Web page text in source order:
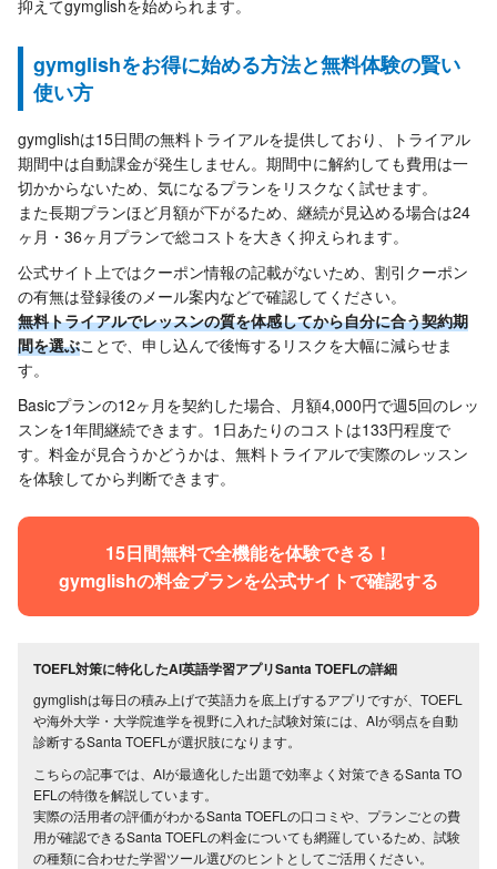
抑えてgymglishを始められます。
gymglishをお得に始める方法と無料体験の賢い
使い方
gymglishは15日間の無料トライアルを提供しており、トライアル
期間中は自動課金が発生しません。期間中に解約しても費用は一
切かからないため、気になるプランをリスクなく試せます。
また長期プランほど月額が下がるため、継続が見込める場合は24
ヶ月・36ヶ月プランで総コストを大きく抑えられます。
公式サイト上ではクーポン情報の記載がないため、割引クーポン
の有無は登録後のメール案内などで確認してください。
無料トライアルでレッスンの質を体感してから自分に合う契約期
間を選ぶことで、申し込んで後悔するリスクを大幅に減らせま
す。
Basicプランの12ヶ月を契約した場合、月額4,000円で週5回のレッ
スンを1年間継続できます。1日あたりのコストは133円程度で
す。料金が見合うかどうかは、無料トライアルで実際のレッスン
を体験してから判断できます。
15日間無料で全機能を体験できる！
gymglishの料金プランを公式サイトで確認する
TOEFL対策に特化したAI英語学習アプリSanta TOEFLの詳細
gymglishは毎日の積み上げで英語力を底上げするアプリですが、TOEFL
や海外大学・大学院進学を視野に入れた試験対策には、AIが弱点を自動
診断するSanta TOEFLが選択肢になります。
こちらの記事では、AIが最適化した出題で効率よく対策できるSanta TO
EFLの特徴を解説しています。
実際の活用者の評価がわかるSanta TOEFLの口コミや、プランごとの費
用が確認できるSanta TOEFLの料金についても網羅しているため、試験
の種類に合わせた学習ツール選びのヒントとしてご活用ください。